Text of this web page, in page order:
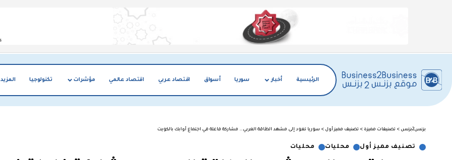
الرئيسية أخبار سوريا أسواق اقتصاد عربي اقتصاد عالمي مؤشرات تكنولوجيا المزيد
بزنس2بزنس > تصنيفات مميزة > تصنيف مميز أول > سوريا تعود إلى مشهد الطاقة العربي… مشاركة فاعلة في اجتماع أوابك بالكويت
تصنيف مميز أول محليات محليات